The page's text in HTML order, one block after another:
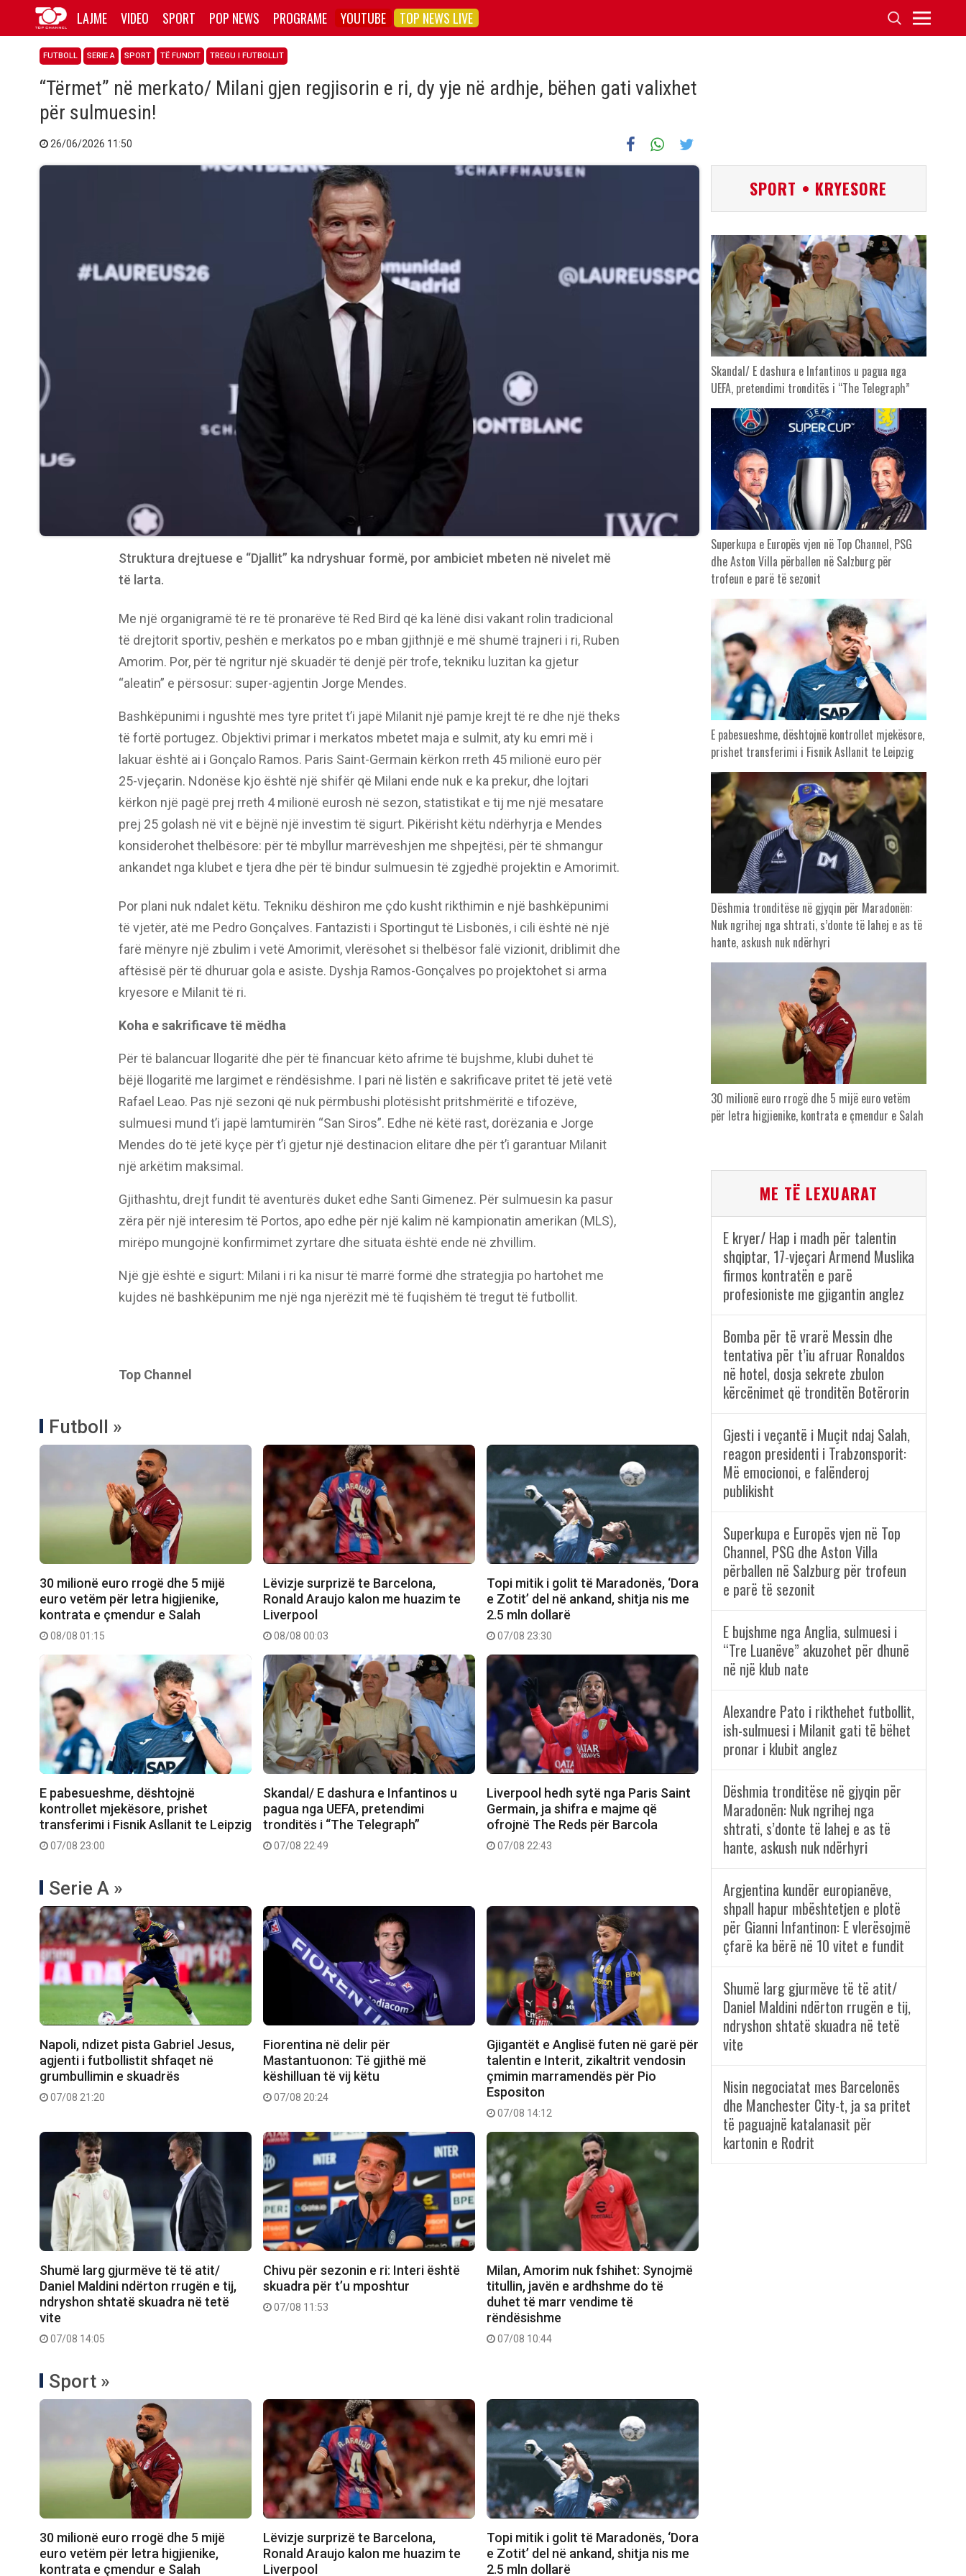
LAJME VIDEO SPORT POP NEWS PROGRAME YOUTUBE TOP NEWS LIVE
FUTBOLL SERIE A SPORT TË FUNDIT TREGU I FUTBOLLIT
“Tërmet” në merkato/ Milani gjen regjisorin e ri, dy yje në ardhje, bëhen gati valixhet
për sulmuesin!
26/06/2026 11:50
Struktura drejtuese e “Djallit” ka ndryshuar formë, por ambiciet mbeten në nivelet më
të larta.
Me një organigramë të re të pronarëve të Red Bird që ka lënë disi vakant rolin tradicional
të drejtorit sportiv, peshën e merkatos po e mban gjithnjë e më shumë trajneri i ri, Ruben
Amorim. Por, për të ngritur një skuadër të denjë për trofe, tekniku luzitan ka gjetur
“aleatin” e përsosur: super-agjentin Jorge Mendes.
Bashkëpunimi i ngushtë mes tyre pritet t’i japë Milanit një pamje krejt të re dhe një theks
të fortë portugez. Objektivi primar i merkatos mbetet maja e sulmit, aty ku emri më i
lakuar është ai i Gonçalo Ramos. Paris Saint-Germain kërkon rreth 45 milionë euro për
25-vjeçarin. Ndonëse kjo është një shifër që Milani ende nuk e ka prekur, dhe lojtari
kërkon një pagë prej rreth 4 milionë eurosh në sezon, statistikat e tij me një mesatare
prej 25 golash në vit e bëjnë një investim të sigurt. Pikërisht këtu ndërhyrja e Mendes
konsiderohet thelbësore: për të mbyllur marrëveshjen me shpejtësi, për të shmangur
ankandet nga klubet e tjera dhe për të bindur sulmuesin të zgjedhë projektin e Amorimit.
Por plani nuk ndalet këtu. Tekniku dëshiron me çdo kusht rikthimin e një bashkëpunimi
të vjetër, atë me Pedro Gonçalves. Fantazisti i Sportingut të Lisbonës, i cili është në një
farë mënyre një zbulim i vetë Amorimit, vlerësohet si thelbësor falë vizionit, driblimit dhe
aftësisë për të dhuruar gola e asiste. Dyshja Ramos-Gonçalves po projektohet si arma
kryesore e Milanit të ri.
Koha e sakrificave të mëdha
Për të balancuar llogaritë dhe për të financuar këto afrime të bujshme, klubi duhet të
bëjë llogaritë me largimet e rëndësishme. I pari në listën e sakrificave pritet të jetë vetë
Rafael Leao. Pas një sezoni që nuk përmbushi plotësisht pritshmëritë e tifozëve,
sulmuesi mund t’i japë lamtumirën “San Siros”. Edhe në këtë rast, dorëzania e Jorge
Mendes do të jetë kyçe për t’i gjetur një destinacion elitare dhe për t’i garantuar Milanit
një arkëtim maksimal.
Gjithashtu, drejt fundit të aventurës duket edhe Santi Gimenez. Për sulmuesin ka pasur
zëra për një interesim të Portos, apo edhe për një kalim në kampionatin amerikan (MLS),
mirëpo mungojnë konfirmimet zyrtare dhe situata është ende në zhvillim.
Një gjë është e sigurt: Milani i ri ka nisur të marrë formë dhe strategjia po hartohet me
kujdes në bashkëpunim me një nga njerëzit më të fuqishëm të tregut të futbollit.
Top Channel
Futboll »
30 milionë euro rrogë dhe 5 mijë
euro vetëm për letra higjienike,
kontrata e çmendur e Salah
08/08 01:15
Lëvizje surprizë te Barcelona,
Ronald Araujo kalon me huazim te
Liverpool
08/08 00:03
Topi mitik i golit të Maradonës, ‘Dora
e Zotit’ del në ankand, shitja nis me
2.5 mln dollarë
07/08 23:30
E pabesueshme, dështojnë
kontrollet mjekësore, prishet
transferimi i Fisnik Asllanit te Leipzig
07/08 23:00
Skandal/ E dashura e Infantinos u
pagua nga UEFA, pretendimi
tronditës i “The Telegraph”
07/08 22:49
Liverpool hedh sytë nga Paris Saint
Germain, ja shifra e majme që
ofrojnë The Reds për Barcola
07/08 22:43
Serie A »
Napoli, ndizet pista Gabriel Jesus,
agjenti i futbollistit shfaqet në
grumbullimin e skuadrës
07/08 21:20
Fiorentina në delir për
Mastantuonon: Të gjithë më
këshilluan të vij këtu
07/08 20:24
Gjigantët e Anglisë futen në garë për
talentin e Interit, zikaltrit vendosin
çmimin marramendës për Pio
Espositon
07/08 14:12
Shumë larg gjurmëve të të atit/
Daniel Maldini ndërton rrugën e tij,
ndryshon shtatë skuadra në tetë
vite
07/08 14:05
Chivu për sezonin e ri: Interi është
skuadra për t’u mposhtur
07/08 11:53
Milan, Amorim nuk fshihet: Synojmë
titullin, javën e ardhshme do të
duhet të marr vendime të
rëndësishme
07/08 10:44
Sport »
30 milionë euro rrogë dhe 5 mijë
euro vetëm për letra higjienike,
kontrata e çmendur e Salah
Lëvizje surprizë te Barcelona,
Ronald Araujo kalon me huazim te
Liverpool
Topi mitik i golit të Maradonës, ‘Dora
e Zotit’ del në ankand, shitja nis me
2.5 mln dollarë
SPORT • KRYESORE
Skandal/ E dashura e Infantinos u pagua nga
UEFA, pretendimi tronditës i “The Telegraph”
Superkupa e Europës vjen në Top Channel, PSG
dhe Aston Villa përballen në Salzburg për
trofeun e parë të sezonit
E pabesueshme, dështojnë kontrollet mjekësore,
prishet transferimi i Fisnik Asllanit te Leipzig
Dëshmia tronditëse në gjyqin për Maradonën:
Nuk ngrihej nga shtrati, s’donte të lahej e as të
hante, askush nuk ndërhyri
30 milionë euro rrogë dhe 5 mijë euro vetëm
për letra higjienike, kontrata e çmendur e Salah
ME TË LEXUARAT
E kryer/ Hap i madh për talentin
shqiptar, 17-vjeçari Armend Muslika
firmos kontratën e parë
profesioniste me gjigantin anglez
Bomba për të vrarë Messin dhe
tentativa për t’iu afruar Ronaldos
në hotel, dosja sekrete zbulon
kërcënimet që tronditën Botërorin
Gjesti i veçantë i Muçit ndaj Salah,
reagon presidenti i Trabzonsporit:
Më emocionoi, e falënderoj
publikisht
Superkupa e Europës vjen në Top
Channel, PSG dhe Aston Villa
përballen në Salzburg për trofeun
e parë të sezonit
E bujshme nga Anglia, sulmuesi i
“Tre Luanëve” akuzohet për dhunë
në një klub nate
Alexandre Pato i rikthehet futbollit,
ish-sulmuesi i Milanit gati të bëhet
pronar i klubit anglez
Dëshmia tronditëse në gjyqin për
Maradonën: Nuk ngrihej nga
shtrati, s’donte të lahej e as të
hante, askush nuk ndërhyri
Argjentina kundër europianëve,
shpall hapur mbështetjen e plotë
për Gianni Infantinon: E vlerësojmë
çfarë ka bërë në 10 vitet e fundit
Shumë larg gjurmëve të të atit/
Daniel Maldini ndërton rrugën e tij,
ndryshon shtatë skuadra në tetë
vite
Nisin negociatat mes Barcelonës
dhe Manchester City-t, ja sa pritet
të paguajnë katalanasit për
kartonin e Rodrit